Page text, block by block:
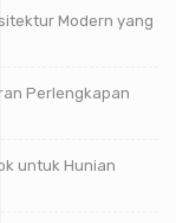
Modern yang
Perlengkapan
untuk Hunian